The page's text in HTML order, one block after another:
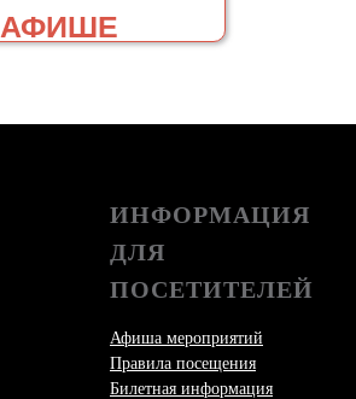
АФИШЕ
ИНФОРМАЦИЯ
ДЛЯ
ПОСЕТИТЕЛЕЙ
Афиша мероприятий
Правила посещения
Билетная информация